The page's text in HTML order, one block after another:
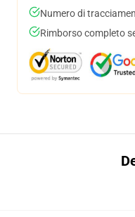
Numero di
Rimborso completo